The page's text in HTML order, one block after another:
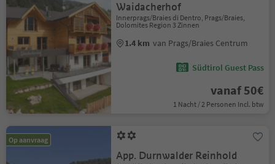
Waidacherhof
Innerprags/Braies di Dentro, Prags/Braies,
Dolomites Region 3 Zinnen
1.4 km van Prags/Braies Centrum
Südtirol Guest Pass
vanaf 50€
1 Nacht / 2 Personen Incl. btw
Op aanvraag
App. Durnwalder Reinhold